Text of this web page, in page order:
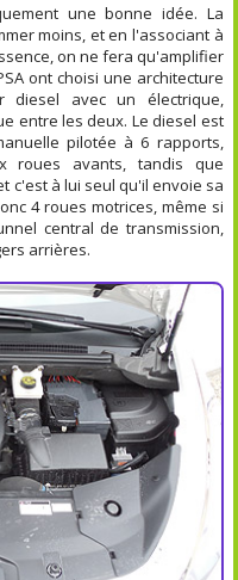
une bonne idée. La
moins, et en l'associant à
on ne fera qu'amplifier
ont choisi une architecture
diesel avec un électrique,
entre les deux. Le diesel est
pilotée à 6 rapports,
roues avants, tandis que
c'est à lui seul qu'il envoie sa
4 roues motrices, même si
central de transmission,
arrières.